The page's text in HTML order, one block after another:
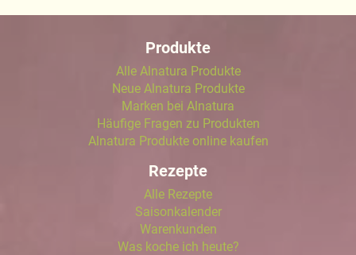
Produkte
Alle Alnatura Produkte
Neue Alnatura Produkte
Marken bei Alnatura
Häufige Fragen zu Produkten
Alnatura Produkte online kaufen
Rezepte
Alle Rezepte
Saisonkalender
Warenkunden
Was koche ich heute?